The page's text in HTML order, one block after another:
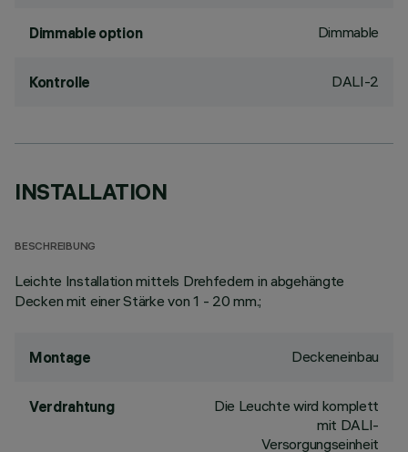
Dimmable option Dimmable
Kontrolle DALI-2
INSTALLATION
BESCHREIBUNG
Leichte Installation mittels Drehfedern in abgehängte
Decken mit einer Stärke von 1 - 20 mm.;
Montage Deckeneinbau
Verdrahtung
Die Leuchte wird komplett
mit DALI-
Versorgungseinheit